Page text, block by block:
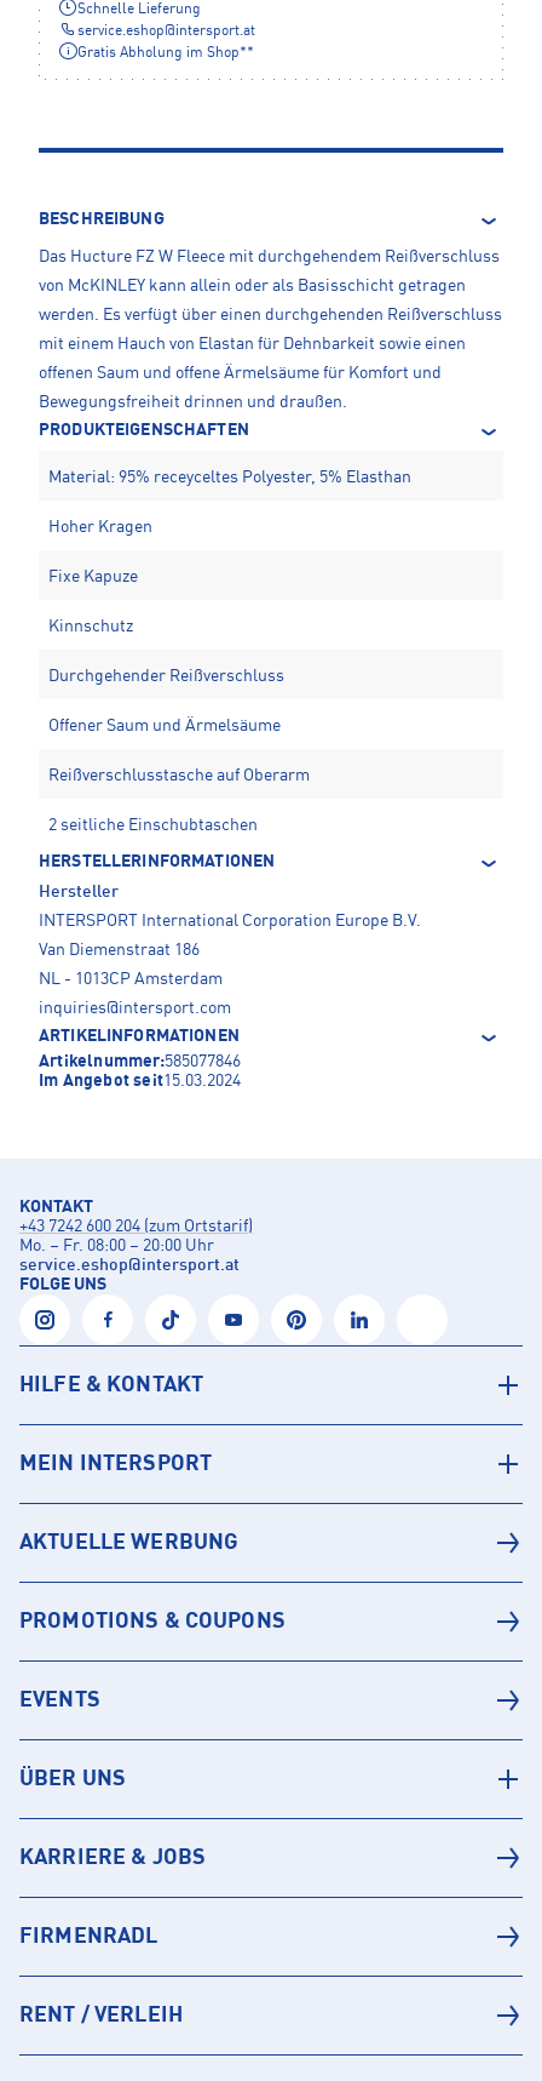
Schnelle Lieferung
service.eshop@intersport.at
Gratis Abholung im Shop**
BESCHREIBUNG
Das Hucture FZ W Fleece mit durchgehendem Reißverschluss
von McKINLEY kann allein oder als Basisschicht getragen
werden. Es verfügt über einen durchgehenden Reißverschluss
mit einem Hauch von Elastan für Dehnbarkeit sowie einen
offenen Saum und offene Ärmelsäume für Komfort und
Bewegungsfreiheit drinnen und draußen.
PRODUKTEIGENSCHAFTEN
Material: 95% receyceltes Polyester, 5% Elasthan
Hoher Kragen
Fixe Kapuze
Kinnschutz
Durchgehender Reißverschluss
Offener Saum und Ärmelsäume
Reißverschlusstasche auf Oberarm
2 seitliche Einschubtaschen
HERSTELLERINFORMATIONEN
Hersteller
INTERSPORT International Corporation Europe B.V.
Van Diemenstraat 186
NL - 1013CP Amsterdam
inquiries@intersport.com
ARTIKELINFORMATIONEN
Artikelnummer:585077846
Im Angebot seit15.03.2024
KONTAKT
+43 7242 600 204 (zum Ortstarif)
Mo. – Fr. 08:00 – 20:00 Uhr
service.eshop@intersport.at
FOLGE UNS
HILFE & KONTAKT
MEIN INTERSPORT
AKTUELLE WERBUNG
PROMOTIONS & COUPONS
EVENTS
ÜBER UNS
KARRIERE & JOBS
FIRMENRADL
RENT / VERLEIH